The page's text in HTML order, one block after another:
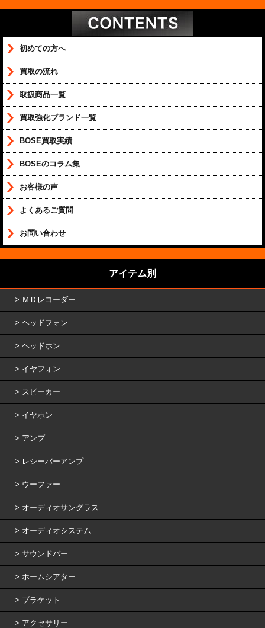
初めての方へ
買取の流れ
取扱商品一覧
買取強化ブランド一覧
BOSE買取実績
BOSEのコラム集
お客様の声
よくあるご質問
お問い合わせ
アイテム別
ＭＤレコーダー
ヘッドフォン
ヘッドホン
イヤフォン
スピーカー
イヤホン
アンプ
レシーバーアンプ
ウーファー
オーディオサングラス
オーディオシステム
サウンドバー
ホームシアター
ブラケット
アクセサリー